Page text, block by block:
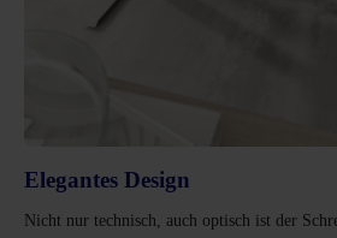
Elegantes Design
Nicht nur technisch, auch optisch ist der